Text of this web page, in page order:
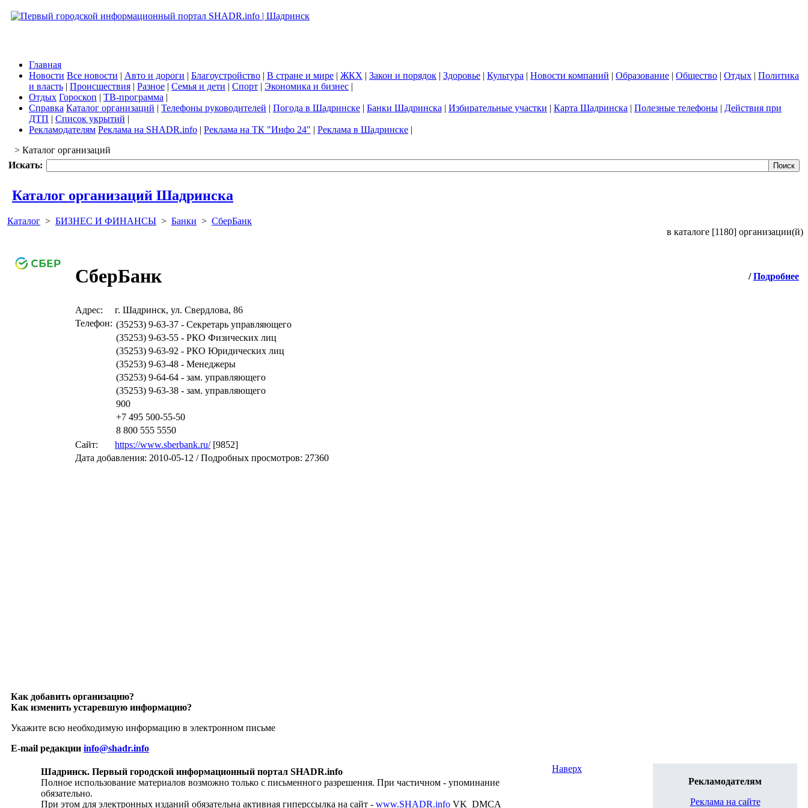
Главная
Новости Все новости | Авто и дороги | Благоустройство | В стране и мире | ЖКХ | Закон и порядок | Здоровье | Культура | Новости компаний | Образование | Общество | Отдых | Политика
и власть | Происшествия | Разное | Семья и дети | Спорт | Экономика и бизнес |
Отдых Гороскоп | ТВ-программа |
Справка Каталог организаций | Телефоны руководителей | Погода в Шадринске | Банки Шадринска | Избирательные участки | Карта Шадринска | Полезные телефоны | Действия при
ДТП | Список укрытий |
Рекламодателям Реклама на SHADR.info | Реклама на ТК "Инфо 24" | Реклама в Шадринске |
> Каталог организаций
Искать:
Каталог организаций Шадринска
Каталог > БИЗНЕС И ФИНАНСЫ > Банки > СберБанк
в каталоге [1180] организации(й)
СберБанк / Подробнее
Адрес:
г. Шадринск, ул. Свердлова, 86
Телефон: (35253) 9-63-37 - Секретарь управляющего
(35253) 9-63-55 - РКО Физических лиц
(35253) 9-63-92 - РКО Юридических лиц
(35253) 9-63-48 - Менеджеры
(35253) 9-64-64 - зам. управляющего
(35253) 9-63-38 - зам. управляющего
900
+7 495 500-55-50
8 800 555 5550
Сайт:
https://www.sberbank.ru/[9852]
Дата добавления: 2010-05-12 / Подробных просмотров: 27360
Как добавить организацию?
Как изменить устаревшую информацию?
Укажите всю необходимую информацию в электронном письме
E-mail редакции info@shadr.info
Шадринск. Первый городской информационный портал SHADR.info
Полное использование материалов возможно только с письменного разрешения. При частичном - упоминание
обязательно.
При этом для электронных изданий обязательна активная гиперссылка на сайт - www.SHADR.info VK_DMCA
Рекламодателям
Реклама на сайте
Наверх